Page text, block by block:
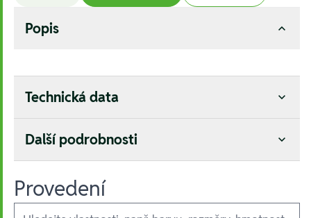
Popis
Technická data
Další podrobnosti
Provedení
Ausführungen